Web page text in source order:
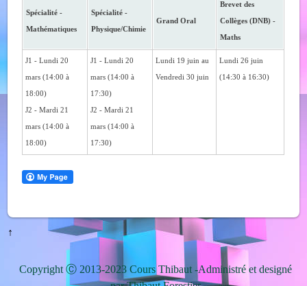
Spécialité -
Mathématiques
Spécialité -
Physique/Chimie
Grand Oral
Brevet des
Collèges (DNB) -
Maths
J1 - Lundi 20
mars (14:00 à
18:00)
J2 - Mardi 21
mars (14:00 à
18:00)
J1 - Lundi 20
mars (14:00 à
17:30)
J2 - Mardi 21
mars (14:00 à
17:30)
Lundi 19 juin au
Vendredi 30 juin
Lundi 26 juin
(14:30 à 16:30)
↑
Copyright Ⓒ 2013-2023 Cours Thibaut -Administré et designé